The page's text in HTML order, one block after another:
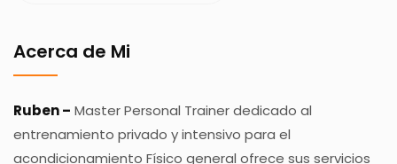
entradas
Acerca de Mi
Ruben – Master Personal Trainer dedicado al
entrenamiento privado y intensivo para el
acondicionamiento Físico general ofrece sus servicios